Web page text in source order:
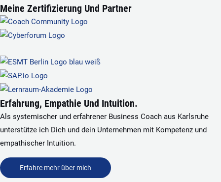
Meine Zertifizierung Und Partner
Erfahrung, Empathie Und Intuition.
Als systemischer und erfahrener Business Coach aus Karlsruhe
unterstütze ich Dich und dein Unternehmen mit Kompetenz und
empathischer Intuition.
Erfahre mehr über mich